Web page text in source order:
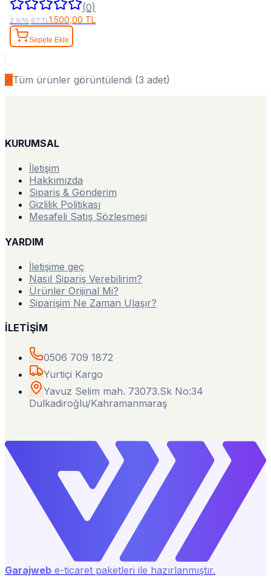
(0)
2.976,67 TL1.500,00 TL
Sepete Ekle
✓Tüm ürünler görüntülendi (3 adet)
KURUMSAL
İletişim
Hakkımızda
Sipariş & Gönderim
Gizlilik Politikası
Mesafeli Satış Sözleşmesi
YARDIM
İletişime geç
Nasıl Sipariş Verebilirim?
Ürünler Orijinal Mi?
Siparişim Ne Zaman Ulaşır?
İLETİŞİM
0506 709 1872
Yurtiçi Kargo
Yavuz Selim mah. 73073.Sk No:34
Dulkadiroğlu/Kahramanmaraş
Garajweb e-ticaret paketleri ile hazırlanmıştır.